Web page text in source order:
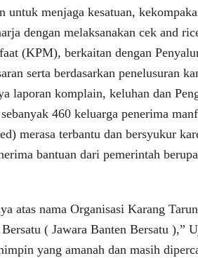
untuk menjaga kesatuan,
dengan melaksanakan cek and
(KPM), berkaitan dengan
serta berdasarkan penelusuran
laporan komplain, keluhan dan
460 keluarga penerima
merasa terbantu dan bersyukur
bantuan dari pemerintah
atas nama Organisasi Karang
( Jawara Banten Bersatu ),”
yang amanah dan masih